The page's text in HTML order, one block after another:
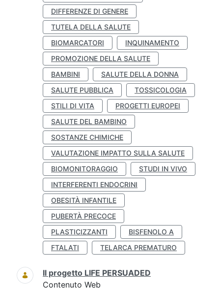
DIFFERENZE DI GENERE
TUTELA DELLA SALUTE
BIOMARCATORI
INQUINAMENTO
PROMOZIONE DELLA SALUTE
BAMBINI
SALUTE DELLA DONNA
SALUTE PUBBLICA
TOSSICOLOGIA
STILI DI VITA
PROGETTI EUROPEI
SALUTE DEL BAMBINO
SOSTANZE CHIMICHE
VALUTAZIONE IMPATTO SULLA SALUTE
BIOMONITORAGGIO
STUDI IN VIVO
INTERFERENTI ENDOCRINI
OBESITÀ INFANTILE
PUBERTÀ PRECOCE
PLASTICIZZANTI
BISFENOLO A
FTALATI
TELARCA PREMATURO
Il progetto LIFE PERSUADED
Contenuto Web